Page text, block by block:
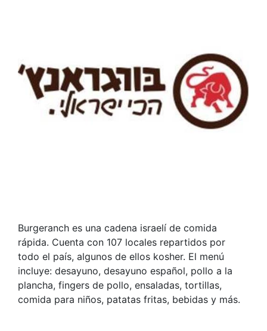
Burgeranch es una cadena israelí de comida
rápida. Cuenta con 107 locales repartidos por
todo el país, algunos de ellos kosher. El menú
incluye: desayuno, desayuno español, pollo a la
plancha, fingers de pollo, ensaladas, tortillas,
comida para niños, patatas fritas, bebidas y más.